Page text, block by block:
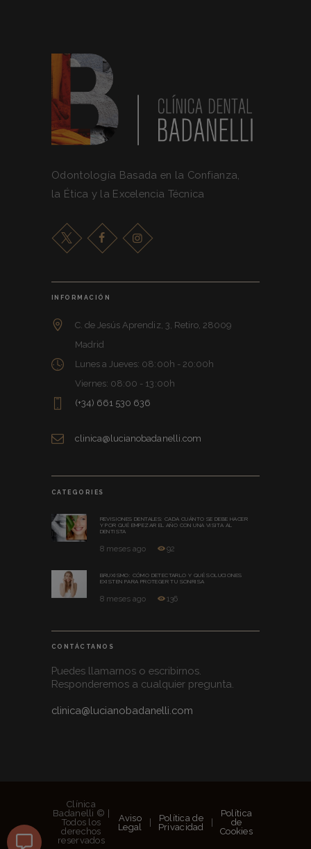
Odontología Basada en la Confianza,
la Ética y la Excelencia Técnica
INFORMACIÓN
C. de Jesús Aprendiz, 3, Retiro, 28009
Madrid
Lunes a Jueves: 08:00h - 20:00h
Viernes: 08:00 - 13:00h
(+34) 661 530 636
clinica@lucianobadanelli.com
CATEGORIES
REVISIONES DENTALES: CADA CUÁNTO SE DEBE HACER
Y POR QUÉ EMPEZAR EL AÑO CON UNA VISITA AL
DENTISTA
8 meses ago 92
BRUXISMO: CÓMO DETECTARLO Y QUÉ SOLUCIONES
EXISTEN PARA PROTEGER TU SONRISA
8 meses ago 136
CONTÁCTANOS
Puedes llamarnos o escribirnos.
Responderemos a cualquier pregunta.
clinica@lucianobadanelli.com
Clínica
Badanelli © |
Todos los
derechos
reservados
Aviso
Legal
Política de
Privacidad
Política
de
Cookies